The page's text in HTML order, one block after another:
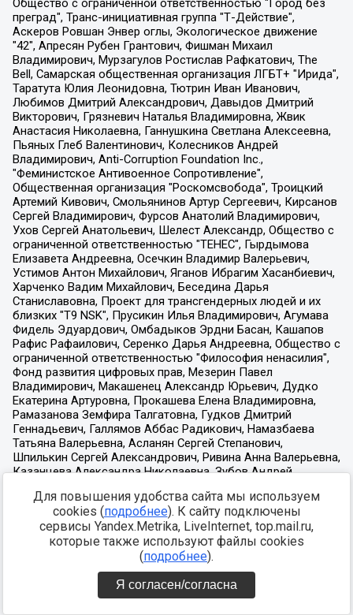
Для повышения удобства сайта мы используем
cookies (подробнее). К сайту подключены
сервисы Yandex.Metrika, LiveInternet, top.mail.ru,
которые также используют файлы cookies
(подробнее).
Я согласен/согласна